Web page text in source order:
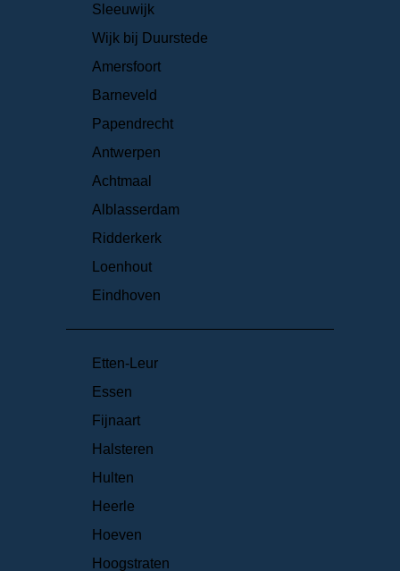
Sleeuwijk
Wijk bij Duurstede
Amersfoort
Barneveld
Papendrecht
Antwerpen
Achtmaal
Alblasserdam
Ridderkerk
Loenhout
Eindhoven
Etten-Leur
Essen
Fijnaart
Halsteren
Hulten
Heerle
Hoeven
Hoogstraten